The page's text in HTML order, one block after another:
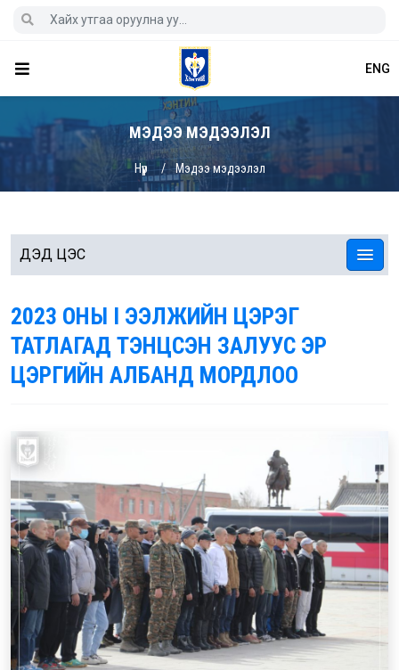
ENG
МЭДЭЭ МЭДЭЭЛЭЛ
Нүүр Мэдээ мэдээлэл
ДЭД ЦЭС
2023 ОНЫ I ЭЭЛЖИЙН ЦЭРЭГ
ТАТЛАГАД ТЭНЦСЭН ЗАЛУУС ЭР
ЦЭРГИЙН АЛБАНД МОРДЛОО